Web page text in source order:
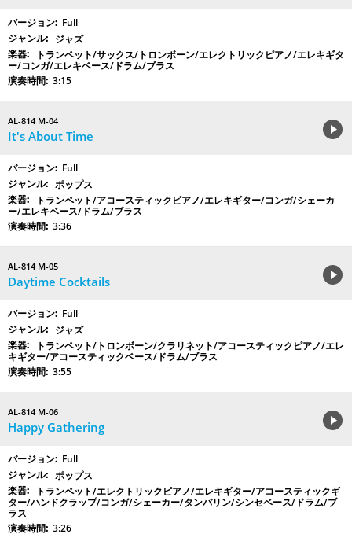
Full
ジャズ
トランペット/サックス/トロンボーン/エレクトリックピアノ/エレキギタ
ー/コンガ/エレキベース/ドラム/ブラス
3:15
AL-814 M-04
It's About Time
Full
ポップス
トランペット/アコースティックピアノ/エレキギター/コンガ/シェーカ
ー/エレキベース/ドラム/ブラス
3:36
AL-814 M-05
Daytime Cocktails
Full
ジャズ
トランペット/トロンボーン/クラリネット/アコースティックピアノ/エレ
キギター/アコースティックベース/ドラム/ブラス
3:55
AL-814 M-06
Happy Gathering
Full
ポップス
トランペット/エレクトリックピアノ/エレキギター/アコースティックギ
ター/ハンドクラップ/コンガ/シェーカー/タンバリン/シンセベース/ドラム/ブ
ラス
3:26